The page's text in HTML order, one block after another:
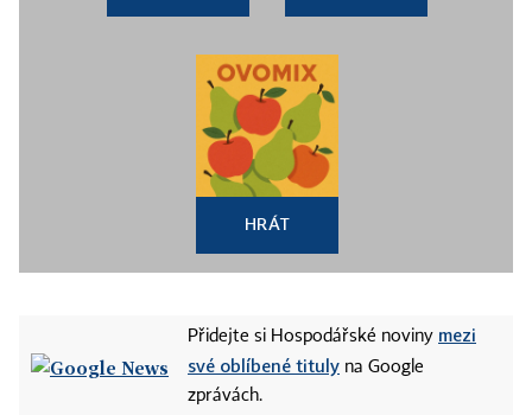
HRÁT
Přidejte si Hospodářské noviny mezi
své oblíbené tituly na Google
zprávách.